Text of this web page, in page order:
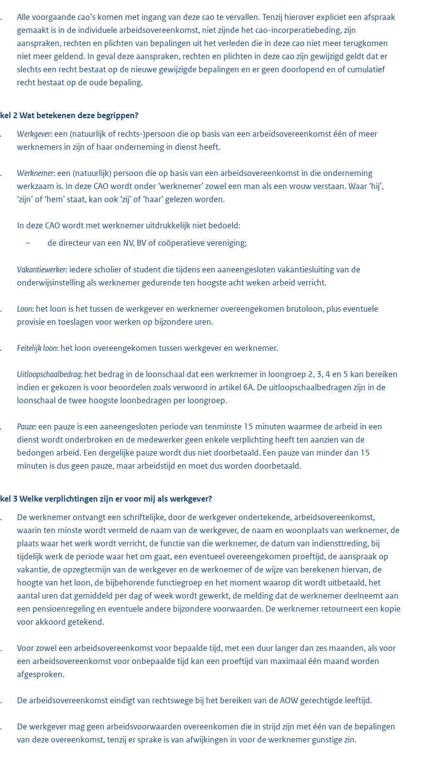
Alle voorgaande cao’s komen met ingang van deze cao te vervallen. Tenzij hierover expliciet een afspraak
gemaakt is in de individuele arbeidsovereenkomst, niet zijnde het cao-incorperatiebeding, zijn
aanspraken, rechten en plichten van bepalingen uit het verleden die in deze cao niet meer terugkomen
niet meer geldend. In geval deze aanspraken, rechten en plichten in deze cao zijn gewijzigd geldt dat er
slechts een recht bestaat op de nieuwe gewijzigde bepalingen en er geen doorlopend en of cumulatief
recht bestaat op de oude bepaling.
2 Wat betekenen deze begrippen?
Werkgever: een (natuurlijk of rechts-)persoon die op basis van een arbeidsovereenkomst één of meer
werknemers in zijn of haar onderneming in dienst heeft.
Werknemer: een (natuurlijk) persoon die op basis van een arbeidsovereenkomst in die onderneming
werkzaam is. In deze CAO wordt onder ‘werknemer’ zowel een man als een vrouw verstaan. Waar ‘hij’,
‘zijn’ of ‘hem’ staat, kan ook ‘zij’ of ‘haar’ gelezen worden.
In deze CAO wordt met werknemer uitdrukkelijk niet bedoeld:
–
de directeur van een NV, BV of coöperatieve vereniging;
Vakantiewerker: iedere scholier of student die tijdens een aaneengesloten vakantiesluiting van de
onderwijsinstelling als werknemer gedurende ten hoogste acht weken arbeid verricht.
Loon: het loon is het tussen de werkgever en werknemer overeengekomen brutoloon, plus eventuele
provisie en toeslagen voor werken op bijzondere uren.
Feitelijk loon: het loon overeengekomen tussen werkgever en werknemer.
Uitloopschaalbedrag: het bedrag in de loonschaal dat een werknemer in loongroep 2, 3, 4 en 5 kan bereiken
indien er gekozen is voor beoordelen zoals verwoord in artikel 6A. De uitloopschaalbedragen zijn in de
loonschaal de twee hoogste loonbedragen per loongroep.
Pauze: een pauze is een aaneengesloten periode van tenminste 15 minuten waarmee de arbeid in een
dienst wordt onderbroken en de medewerker geen enkele verplichting heeft ten aanzien van de
bedongen arbeid. Een dergelijke pauze wordt dus niet doorbetaald. Een pauze van minder dan 15
minuten is dus geen pauze, maar arbeidstijd en moet dus worden doorbetaald.
3 Welke verplichtingen zijn er voor mij als werkgever?
De werknemer ontvangt een schriftelijke, door de werkgever ondertekende, arbeidsovereenkomst,
waarin ten minste wordt vermeld de naam van de werkgever, de naam en woonplaats van werknemer, de
plaats waar het werk wordt verricht, de functie van die werknemer, de datum van indiensttreding, bij
tijdelijk werk de periode waar het om gaat, een eventueel overeengekomen proeftijd, de aanspraak op
vakantie, de opzegtermijn van de werkgever en de werknemer of de wijze van berekenen hiervan, de
hoogte van het loon, de bijbehorende functiegroep en het moment waarop dit wordt uitbetaald, het
aantal uren dat gemiddeld per dag of week wordt gewerkt, de melding dat de werknemer deelneemt aan
een pensioenregeling en eventuele andere bijzondere voorwaarden. De werknemer retourneert een kopie
voor akkoord getekend.
Voor zowel een arbeidsovereenkomst voor bepaalde tijd, met een duur langer dan zes maanden, als voor
een arbeidsovereenkomst voor onbepaalde tijd kan een proeftijd van maximaal één maand worden
afgesproken.
De arbeidsovereenkomst eindigt van rechtswege bij het bereiken van de AOW gerechtigde leeftijd.
De werkgever mag geen arbeidsvoorwaarden overeenkomen die in strijd zijn met één van de bepalingen
van deze overeenkomst, tenzij er sprake is van afwijkingen in voor de werknemer gunstige zin.